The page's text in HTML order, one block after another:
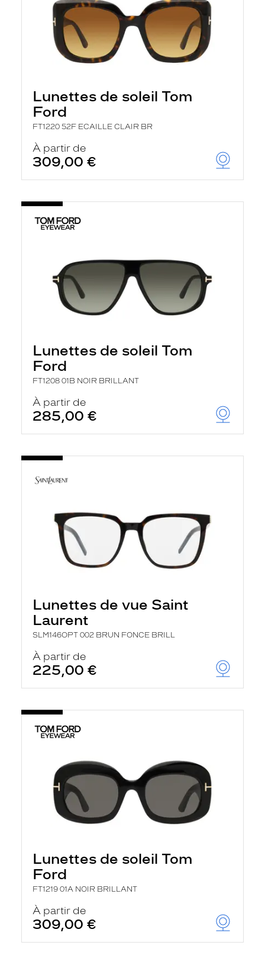
Lunettes de soleil Tom
Ford
FT1220 52F ECAILLE CLAIR BR
À partir de
309,00 €
Lunettes de soleil Tom
Ford
FT1208 01B NOIR BRILLANT
À partir de
285,00 €
Lunettes de vue Saint
Laurent
SLM146OPT 002 BRUN FONCE BRILL
À partir de
225,00 €
Lunettes de soleil Tom
Ford
FT1219 01A NOIR BRILLANT
À partir de
309,00 €